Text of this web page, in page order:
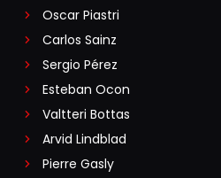
Oscar Piastri
Carlos Sainz
Sergio Pérez
Esteban Ocon
Valtteri Bottas
Arvid Lindblad
Pierre Gasly